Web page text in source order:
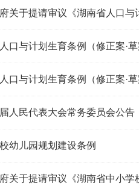
口与计划生育条例（修正案·
口与计划生育条例（修正案·
人民代表大会常务委员会公告
幼儿园规划建设条例